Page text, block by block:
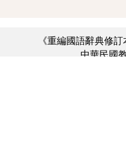
《重編國語辭典修
中華民國